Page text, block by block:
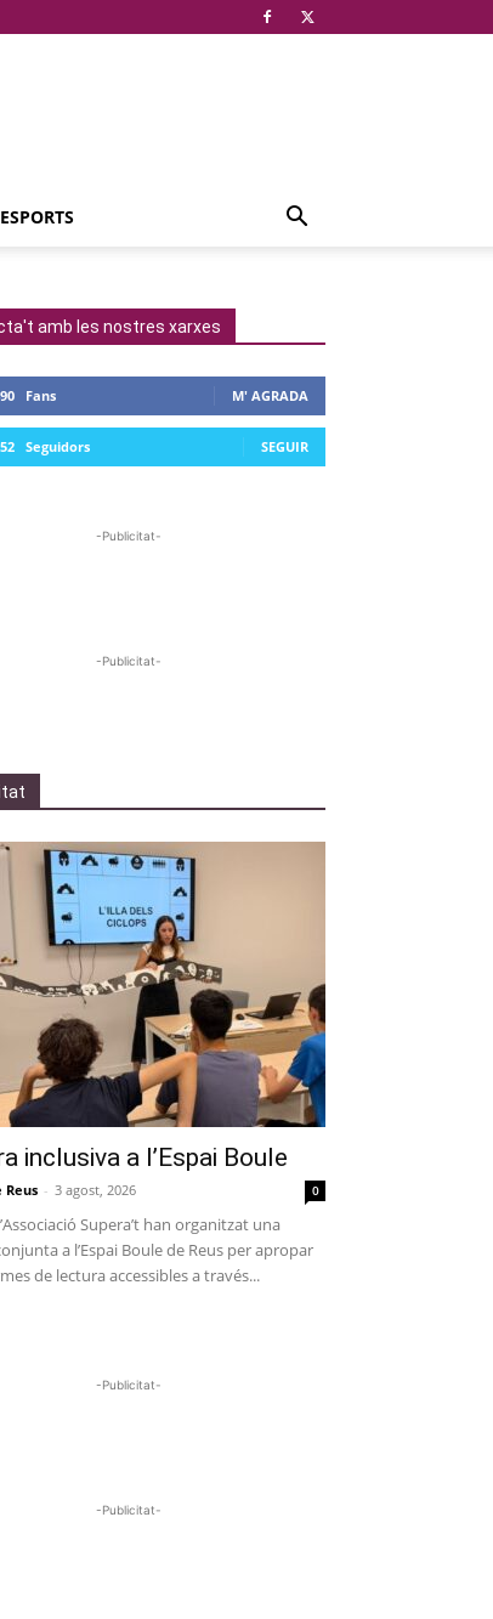
ESPORTS
amb les nostres xarxes
Fans M' AGRADA
Seguidors SEGUIR
-Publicitat-
-Publicitat-
inclusiva a l’Espai Boule
Reus - 3 agost, 2026 0
Supera’t han organitzat una
a l’Espai Boule de Reus per apropar
de lectura accessibles a través...
-Publicitat-
-Publicitat-